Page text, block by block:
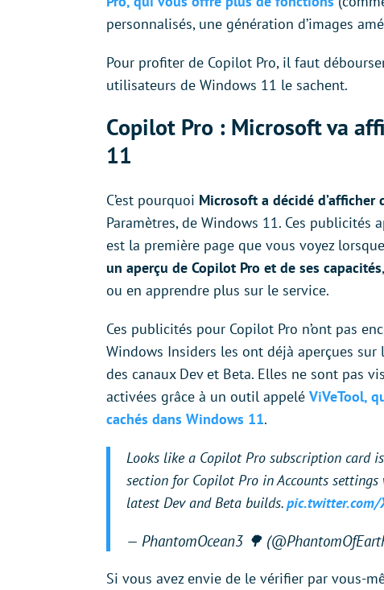
personnalisés, une génération d’images
Pour profiter de Copilot Pro, il faut
utilisateurs de Windows 11 le sachent.
Copilot Pro : Microsoft va
11
C’est pourquoi Microsoft a décidé
Paramètres, de Windows 11. Ces publicités
est la première page que vous voyez
un aperçu de Copilot Pro et de ses capacités
ou en apprendre plus sur le service.
Ces publicités pour Copilot Pro n’ont pas
Windows Insiders les ont déjà aperçues
des canaux Dev et Beta. Elles ne sont pas
activées grâce à un outil appelé ViVeTool,
cachés dans Windows 11.
Looks like a Copilot Pro subscription card
section for Copilot Pro in Accounts
latest Dev and Beta builds.pic.twitter.com/
— PhantomOcean3 🌳
Si vous avez envie de le vérifier par vous-